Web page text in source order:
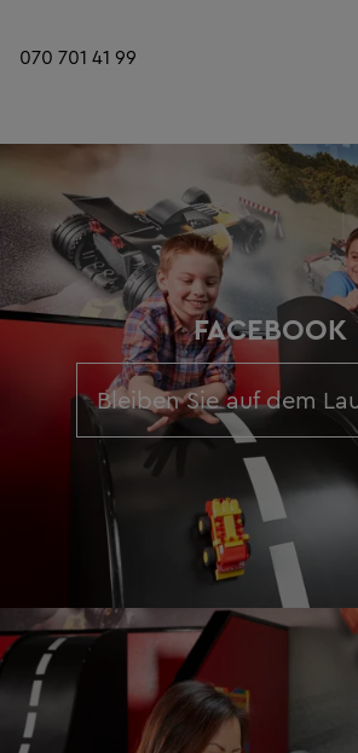
070 701 41 99
FACEBOOK
Bleiben Sie auf dem